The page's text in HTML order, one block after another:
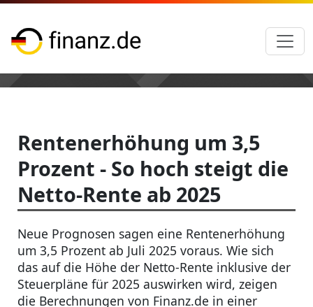
Rentenerhöhung um 3,5
Prozent - So hoch steigt die
Netto-Rente ab 2025
Neue Prognosen sagen eine Rentenerhöhung
um 3,5 Prozent ab Juli 2025 voraus. Wie sich
das auf die Höhe der Netto-Rente inklusive der
Steuerpläne für 2025 auswirken wird, zeigen
die Berechnungen von Finanz.de in einer